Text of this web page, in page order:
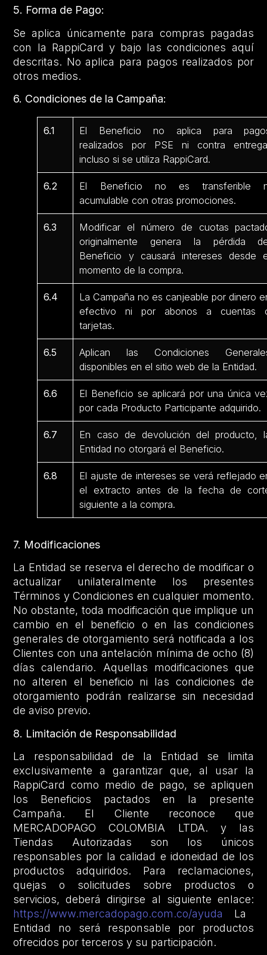
5. Forma de Pago:
Se aplica únicamente para compras pagadas
con la RappiCard y bajo las condiciones aquí
descritas. No aplica para pagos realizados por
otros medios.
6. Condiciones de la Campaña:
6.1
El Beneficio no aplica para
realizados por PSE ni contra
incluso si se utiliza RappiCard.
6.2
El Beneficio no es transferible
acumulable con otras promociones.
6.3
Modificar el número de cuotas
originalmente genera la pérdida
Beneficio y causará intereses desde
momento de la compra.
6.4
La Campaña no es canjeable por dinero
efectivo ni por abonos a cuentas
tarjetas.
6.5
Aplican las Condiciones
disponibles en el sitio web de la Entidad.
6.6
El Beneficio se aplicará por una única
por cada Producto Participante adquirido.
6.7
En caso de devolución del producto,
Entidad no otorgará el Beneficio.
6.8
El ajuste de intereses se verá reflejado
el extracto antes de la fecha de
siguiente a la compra.
7. Modificaciones
La Entidad se reserva el derecho de modificar o
actualizar unilateralmente los presentes
Términos y Condiciones en cualquier momento.
No obstante, toda modificación que implique un
cambio en el beneficio o en las condiciones
generales de otorgamiento será notificada a los
Clientes con una antelación mínima de ocho (8)
días calendario. Aquellas modificaciones que
no alteren el beneficio ni las condiciones de
otorgamiento podrán realizarse sin necesidad
de aviso previo.
8. Limitación de Responsabilidad
La responsabilidad de la Entidad se limita
exclusivamente a garantizar que, al usar la
RappiCard como medio de pago, se apliquen
los Beneficios pactados en la presente
Campaña. El Cliente reconoce que
MERCADOPAGO COLOMBIA LTDA. y las
Tiendas Autorizadas son los únicos
responsables por la calidad e idoneidad de los
productos adquiridos. Para reclamaciones,
quejas o solicitudes sobre productos o
servicios, deberá dirigirse al siguiente enlace:
https://www.mercadopago.com.co/ayuda
La
Entidad no será responsable por productos
ofrecidos por terceros y su participación.